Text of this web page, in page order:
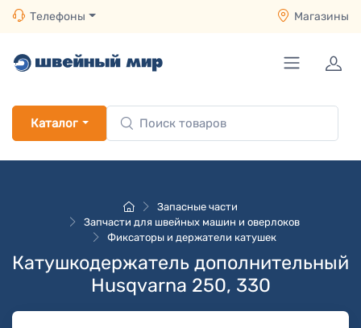
Телефоны Магазины
Каталог
Запасные части
Запчасти для швейных машин и оверлоков
Фиксаторы и держатели катушек
Катушкодержатель дополнительный
Husqvarna 250, 330